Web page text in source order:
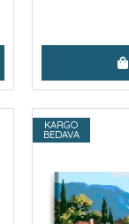
KARGO
BEDAVA